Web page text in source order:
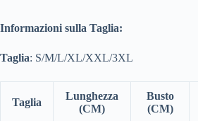
Informazioni sulla Taglia:
Taglia: S/M/L/XL/XXL/3XL
Taglia
Lunghezza
(CM)
Busto
(CM)